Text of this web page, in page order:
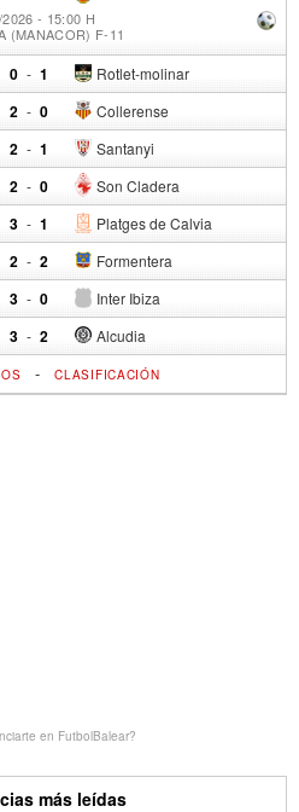
- 15:00 H
(MANACOR) F-11
0 - Rotlet-molinar
1
2 - Collerense
0
2 - Santanyi
1
2 - Son Cladera
0
3 - Platges de Calvia
1
2 - Formentera
2
3 - Inter Ibiza
0
3 - Alcudia
2
-CLASIFICACIÓN
en FutbolBalear?
más leídas